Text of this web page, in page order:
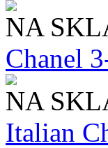
NA
Chanel
NA
Italian